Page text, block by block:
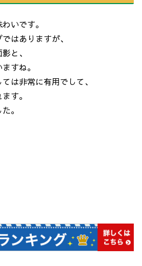
いです。
はありますが、
と、
すね。
は非常に有用でして、
す。
。